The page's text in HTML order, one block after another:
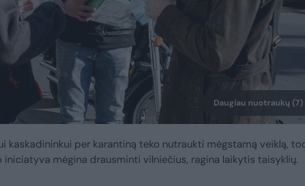
Daugiau nuotraukų (7)
kaskadininkui per karantiną teko nutraukti mėgstamą veiklą,
iniciatyva mėgina drausminti vilniečius, ragina laikytis taisyklių.